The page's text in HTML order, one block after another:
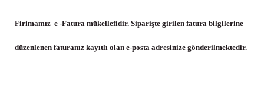
Firimamız e -Fatura mükellefidir. Siparişte girilen fatura bilgilerine
düzenlenen faturanız kayıtlı olan e-posta adresinize gönderilmektedir.